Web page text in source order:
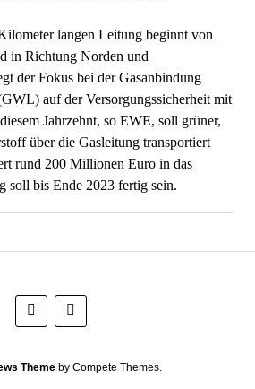
langen Leitung beginnt von
in Richtung Norden und
der Fokus bei der Gasanbindung
auf der Versorgungssicherheit mit
Jahrzehnt, so EWE, soll grüner,
über die Gasleitung transportiert
rund 200 Millionen Euro in das
soll bis Ende 2023 fertig sein.
Theme by Compete Themes.